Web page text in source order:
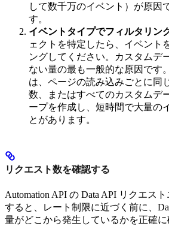
して数千万のイベント）が原因
す。
イベントタイプでフィルタリン
ェクトを特定したら、イベント
ングしてください。カスタムデ
ない量の最も一般的な原因です
は、ページの読み込みごとに同
数、またはすべてのカスタムデ
ープを作成し、短時間で大量の
とがあります。
リクエスト数を確認する
Automation API の Data API リクエス
すると、レート制限に近づく前に、
量がどこから発生しているかを正確に